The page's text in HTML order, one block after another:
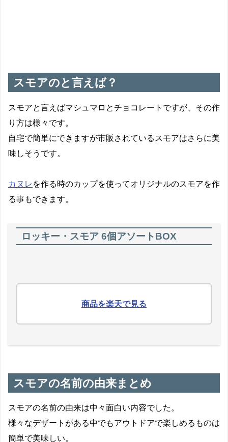
スモアのと言えば？
スモアと言えばマシュマロとチョコレートですが、その作
り方は様々です。
自宅で簡単にできますが市販されているスモアはさらに美
味しそうです。
カヌレ を作る時のカップを使ってオリジナルのスモアを作
る事もできます。
ロッキー・スモア 6個アソートBOX
商品を楽天で見る
スモアの名前の由来まとめ
スモアの名前の由来は中々面白い内容でした。
様々なデザートがある中でもアウトドアで楽しめるものは
簡単で美味しい。